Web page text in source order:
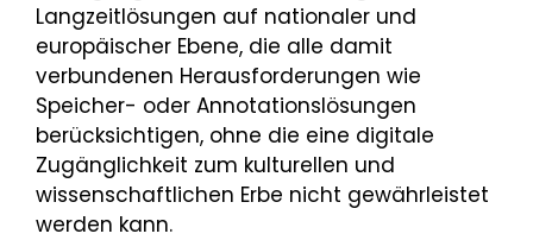
Langzeitlösungen auf nationaler und
europäischer Ebene, die alle damit
verbundenen Herausforderungen wie
Speicher- oder Annotationslösungen
berücksichtigen, ohne die eine digitale
Zugänglichkeit zum kulturellen und
wissenschaftlichen Erbe nicht gewährleistet
werden kann.